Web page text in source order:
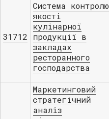
31712
Система контролю
якості
кулінарної
продукції в
закладах
ресторанного
господарства
Маркетинговий
стратегічний
аналіз